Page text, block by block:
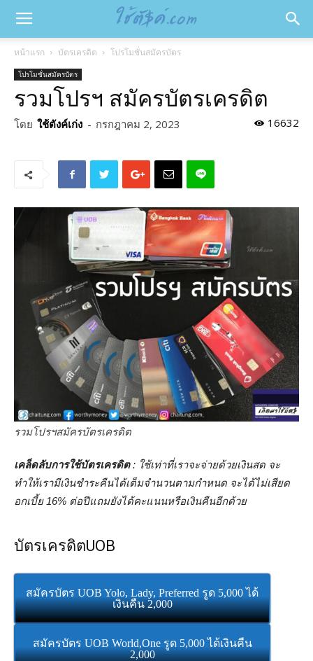
หน้าแรก บัตรเครดิต โปรโมชั่นสมัครบัตร
โปรโมชั่นสมัครบัตร
รวมโปรฯ สมัครบัตรเครดิต
โดย ใช้ตังค์เก่ง - กรกฎาคม 2, 2023 16632
รวมโปรฯสมัครบัตรเครดิต
เคล็ดลับการใช้บัตรเครดิต: ใช้เท่าที่เราจะจ่ายด้วยเงินสด จะ
ทำให้เรามีเงินชำระคืนได้เต็มจำนวนตามกำหนด จะได้ไม่เสียด
อกเบี้ย 16% ต่อปีแถมยังได้คะแนนหรือเงินคืนอีกด้วย
บัตรเครดิตUOB
สมัครบัตร UOB Yolo, Lady, Preferred รูด 5,000 ได้
เงินคืน 2,000
สมัครบัตร UOB World,One รูด 5,000 ได้เงินคืน
2,000